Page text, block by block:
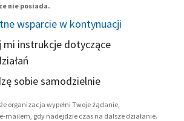
nie posiada.
wsparcie w kontynuacji
mi instrukcje dotyczące
sobie samodzielnie
organizacja wypełni Twoje żądanie,
mailem, gdy nadejdzie czas na dalsze działanie.